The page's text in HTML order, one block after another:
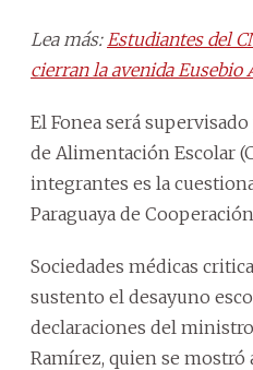
Lea más: Estudiantes del
cierran la avenida Eusebio
El Fonea será
de Alimentación Escolar
integrantes es la
Paraguaya de
Sociedades médicas
sustento el desayuno
declaraciones del
Ramírez, quien se mostró